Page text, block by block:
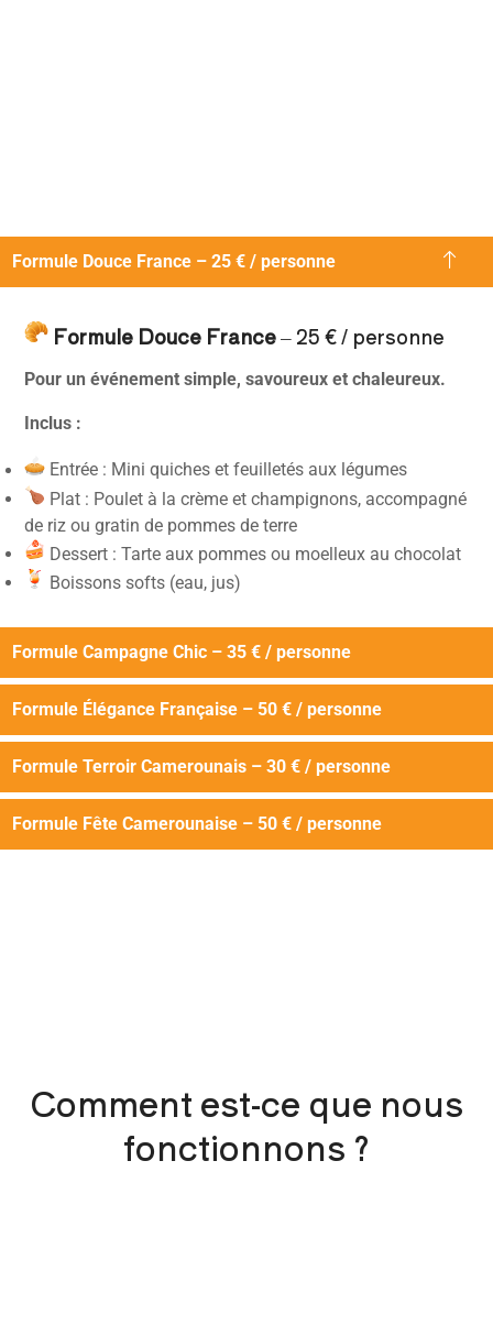
Formule Douce France – 25 € / personne
Formule Douce France– 25 € / personne
Pour un événement simple, savoureux et chaleureux.
Inclus :
Entrée : Mini quiches et feuilletés aux légumes
Plat : Poulet à la crème et champignons, accompagné
de riz ou gratin de pommes de terre
Dessert : Tarte aux pommes ou moelleux au chocolat
Boissons softs (eau, jus)
Formule Campagne Chic – 35 € / personne
Formule Élégance Française – 50 € / personne
Formule Terroir Camerounais – 30 € / personne
Formule Fête Camerounaise – 50 € / personne
Comment est-ce que nous
fonctionnons ?